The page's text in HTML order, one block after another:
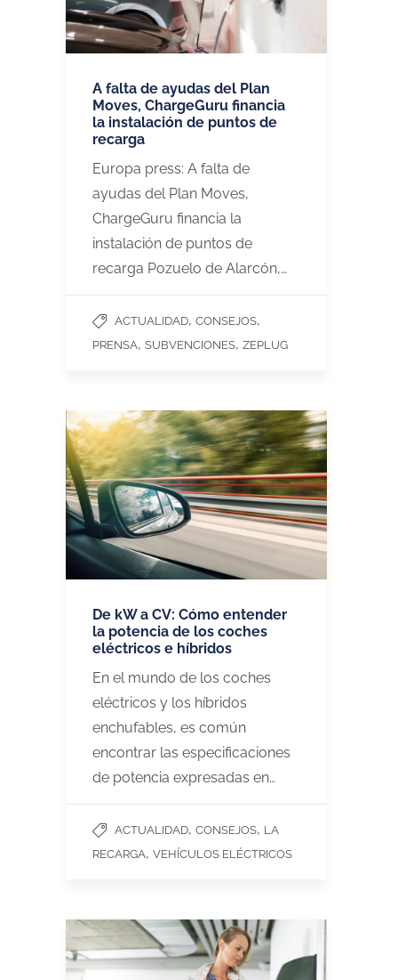
A falta de ayudas del Plan
Moves, ChargeGuru financia
la instalación de puntos de
recarga
Europa press: A falta de
ayudas del Plan Moves,
ChargeGuru financia la
instalación de puntos de
recarga Pozuelo de Alarcón,…
ACTUALIDAD, CONSEJOS,
PRENSA, SUBVENCIONES, ZEPLUG
De kW a CV: Cómo entender
la potencia de los coches
eléctricos e híbridos
En el mundo de los coches
eléctricos y los híbridos
enchufables, es común
encontrar las especificaciones
de potencia expresadas en…
ACTUALIDAD, CONSEJOS, LA
RECARGA, VEHÍCULOS ELÉCTRICOS